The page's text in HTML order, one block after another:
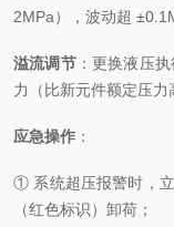
2MPa），波动超
溢流调节：更换液压
力（比新元件额定压力
应急操作 ：
① 系统超压报警时，
（红色标识）卸荷；